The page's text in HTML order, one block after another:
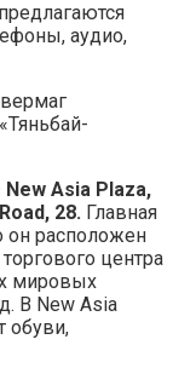
аудио,
Asia Plaza,
28. Главная
он расположен
центра
мировых
В New Asia
обуви,